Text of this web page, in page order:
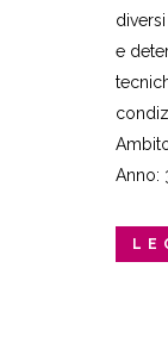
e
Anno: